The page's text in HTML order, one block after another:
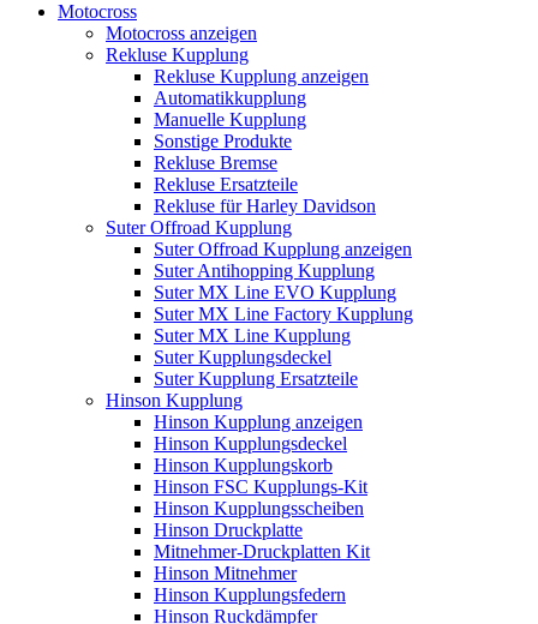
Motocross
Motocross anzeigen
Rekluse Kupplung
Rekluse Kupplung anzeigen
Automatikkupplung
Manuelle Kupplung
Sonstige Produkte
Rekluse Bremse
Rekluse Ersatzteile
Rekluse für Harley Davidson
Suter Offroad Kupplung
Suter Offroad Kupplung anzeigen
Suter Antihopping Kupplung
Suter MX Line EVO Kupplung
Suter MX Line Factory Kupplung
Suter MX Line Kupplung
Suter Kupplungsdeckel
Suter Kupplung Ersatzteile
Hinson Kupplung
Hinson Kupplung anzeigen
Hinson Kupplungsdeckel
Hinson Kupplungskorb
Hinson FSC Kupplungs-Kit
Hinson Kupplungsscheiben
Hinson Druckplatte
Mitnehmer-Druckplatten Kit
Hinson Mitnehmer
Hinson Kupplungsfedern
Hinson Ruckdämpfer